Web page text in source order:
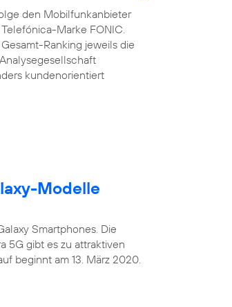
den Mobilfunkanbieter
Marke FONIC.
Ranking jeweils die
kundenorientiert
Modelle
Smartphones. Die
5G gibt es zu attraktiven
beginnt am 13. März 2020.